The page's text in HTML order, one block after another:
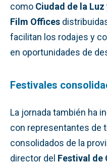
como Ciudad de la Luz
Film Offices
facilitan los rodajes y
en oportunidades de
Festivales
La jornada también ha
con representantes de
consolidados de la
director del Festival de